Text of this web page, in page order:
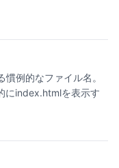
例的なファイル名。
にindex.htmlを表示す